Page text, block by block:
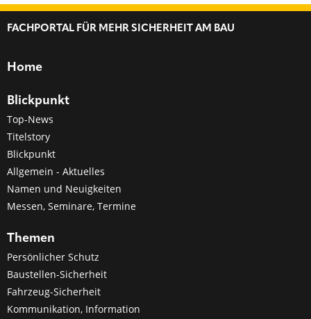
FACHPORTAL FÜR MEHR SICHERHEIT AM BAU
Home
Blickpunkt
Top-News
Titelstory
Blickpunkt
Allgemein - Aktuelles
Namen und Neuigkeiten
Messen, Seminare, Termine
Themen
Persönlicher Schutz
Baustellen-Sicherheit
Fahrzeug-Sicherheit
Kommunikation, Information